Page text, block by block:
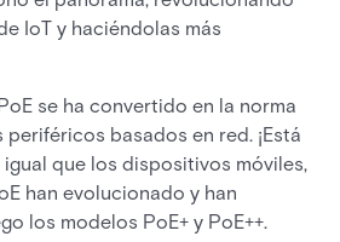
IoT y haciéndolas más
se ha convertido en la norma
basados en red. ¡Está
que los dispositivos móviles,
han evolucionado y han
los modelos PoE+ y PoE++.